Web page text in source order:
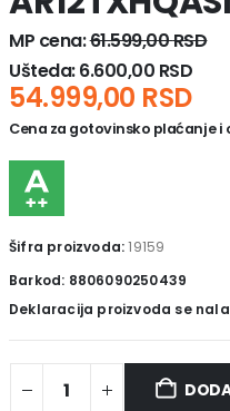
MP cena:61.599,00RSD
Ušteda:6.600,00 RSD
54.999,00 RSD
Cena za gotovinsko plaćanje i
Šifra proizvoda:19159
Barkod: 8806090250439
Deklaracija proizvoda se